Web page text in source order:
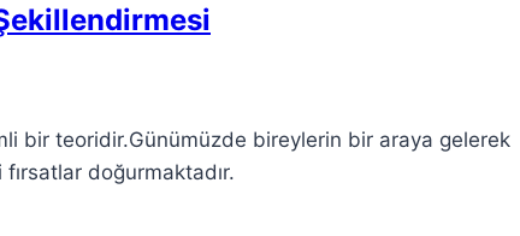
bir teoridir.Günümüzde bireylerin bir araya gelerek
doğurmaktadır.